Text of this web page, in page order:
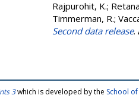
Rajpurohit, K.;
Timmerman, R.;
Second data release.
3which is developed by the School